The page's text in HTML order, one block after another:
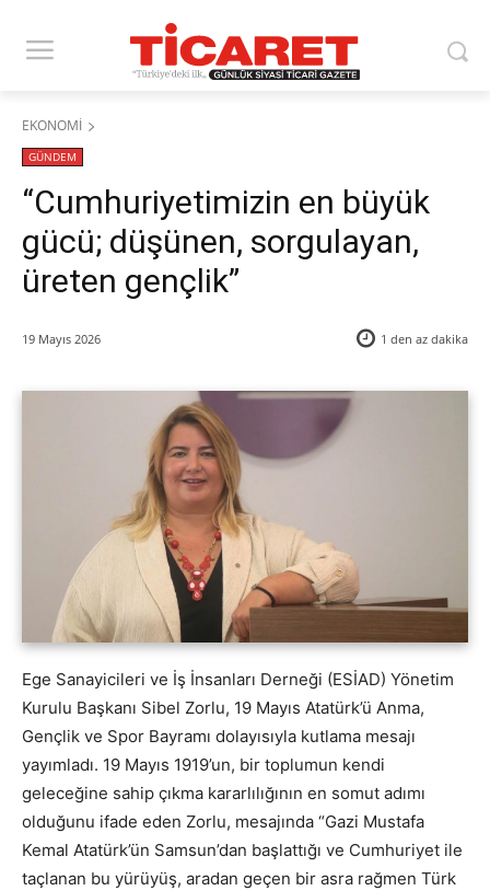
EKONOMİ
GÜNDEM
“Cumhuriyetimizin en büyük
gücü; düşünen, sorgulayan,
üreten gençlik”
19 Mayıs 2026 1 den az dakika
Ege Sanayicileri ve İş İnsanları Derneği (ESİAD) Yönetim
Kurulu Başkanı Sibel Zorlu, 19 Mayıs Atatürk’ü Anma,
Gençlik ve Spor Bayramı dolayısıyla kutlama mesajı
yayımladı. 19 Mayıs 1919’un, bir toplumun kendi
geleceğine sahip çıkma kararlılığının en somut adımı
olduğunu ifade eden Zorlu, mesajında “Gazi Mustafa
Kemal Atatürk’ün Samsun’dan başlattığı ve Cumhuriyet ile
taçlanan bu yürüyüş, aradan geçen bir asra rağmen Türk